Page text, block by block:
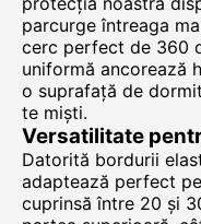
parcurge întreaga
cerc perfect de 360
uniformă ancorează
o suprafață de
te miști.
Versatilitate
Datorită bordurii
adaptează perfect
cuprinsă între 20 și